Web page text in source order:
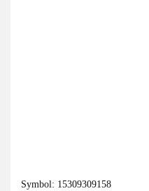
Symbol: 15309309158